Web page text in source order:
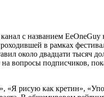
с названием EeOneGuy
в рамках
около двадцати тысяч
на вопросы подписчиков,
рисую как кретин»,